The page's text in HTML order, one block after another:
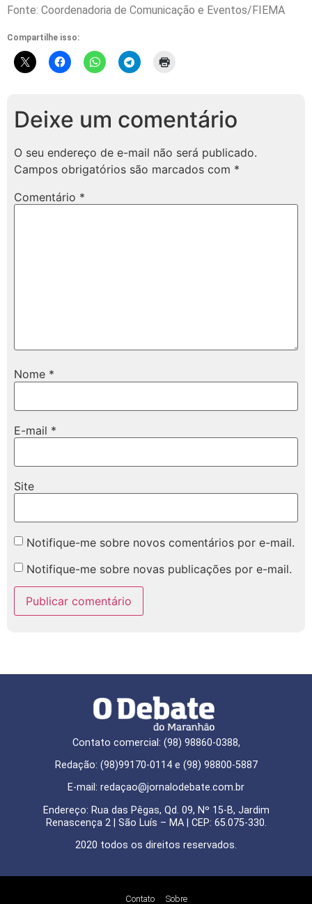
Fonte: Coordenadoria de Comunicação e Eventos/FIEMA
Compartilhe isso:
Deixe um comentário
O seu endereço de e-mail não será publicado.
Campos obrigatórios são marcados com *
Comentário *
Nome *
E-mail *
Site
Notifique-me sobre novos comentários por e-mail.
Notifique-me sobre novas publicações por e-mail.
Contato comercial: (98) 98860-0388,
Redação: (98)99170-0114 e (98) 98800-5887
E-mail: redaçao@jornalodebate.com.br
Endereço: Rua das Pêgas, Qd. 09, Nº 15-B, Jardim
Renascença 2 | São Luís – MA | CEP: 65.075-330.
2020 todos os direitos reservados.
Contato Sobre